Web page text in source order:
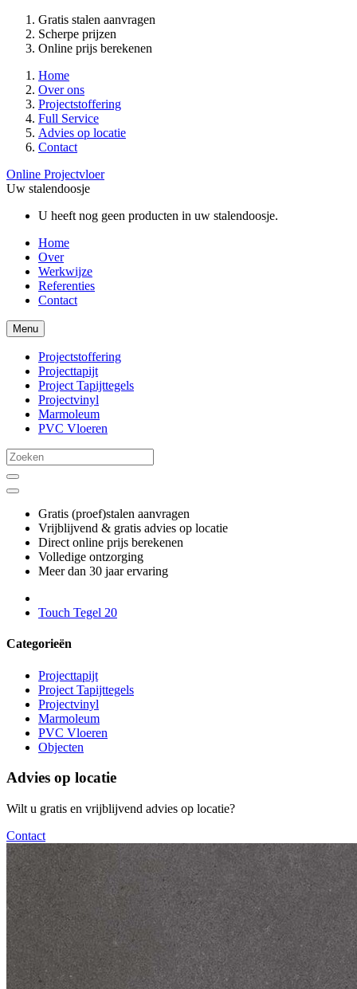
Gratis stalen aanvragen
Scherpe prijzen
Online prijs berekenen
Home
Over ons
Projectstoffering
Full Service
Advies op locatie
Contact
Online Projectvloer
Uw stalendoosje
U heeft nog geen producten in uw stalendoosje.
Home
Over
Werkwijze
Referenties
Contact
Menu
Projectstoffering
Projecttapijt
Project Tapijttegels
Projectvinyl
Marmoleum
PVC Vloeren
Gratis (proef)stalen aanvragen
Vrijblijvend & gratis advies op locatie
Direct online prijs berekenen
Volledige ontzorging
Meer dan 30 jaar ervaring
Touch Tegel 20
Categorieën
Projecttapijt
Project Tapijttegels
Projectvinyl
Marmoleum
PVC Vloeren
Objecten
Advies op locatie
Wilt u gratis en vrijblijvend advies op locatie?
Contact